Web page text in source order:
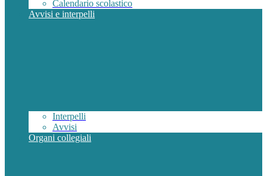
Calendario scolastico
Avvisi e interpelli
Interpelli
Avvisi
Organi collegiali